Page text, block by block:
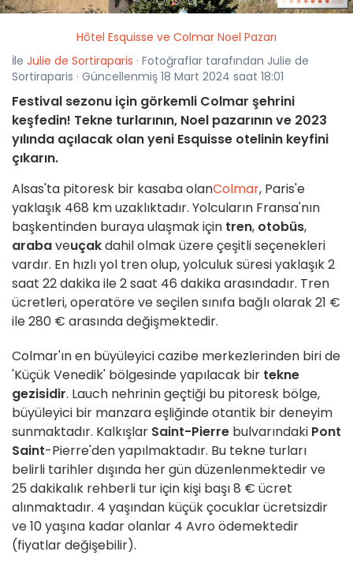
Hôtel Esquisse ve Colmar Noel Pazarı
İle Julie de Sortiraparis · Fotoğraflar tarafından Julie de
Sortiraparis · Güncellenmiş 18 Mart 2024 saat 18:01
Festival sezonu için görkemli Colmar şehrini
keşfedin! Tekne turlarının, Noel pazarının ve 2023
yılında açılacak olan yeni Esquisse otelinin keyfini
çıkarın.
Alsas'ta pitoresk bir kasaba olanColmar, Paris'e
yaklaşık 468 km uzaklıktadır. Yolcuların Fransa'nın
başkentinden buraya ulaşmak için tren, otobüs,
arabaveuçakdahil olmak üzere çeşitli seçenekleri
vardır. En hızlı yol tren olup, yolculuk süresi yaklaşık 2
saat 22 dakika ile 2 saat 46 dakika arasındadır. Tren
ücretleri, operatöre ve seçilen sınıfa bağlı olarak 21 €
ile 280 € arasında değişmektedir.
Colmar'ın en büyüleyici cazibe merkezlerinden biri de
'Küçük Venedik' bölgesinde yapılacak bir tekne
gezisidir. Lauch nehrinin geçtiği bu pitoresk bölge,
büyüleyici bir manzara eşliğinde otantik bir deneyim
sunmaktadır. Kalkışlar Saint-Pierre bulvarındaki Pont
Saint-Pierre'den yapılmaktadır. Bu tekne turları
belirli tarihler dışında her gün düzenlenmektedir ve
25 dakikalık rehberli tur için kişi başı 8 € ücret
alınmaktadır. 4 yaşından küçük çocuklar ücretsizdir
ve 10 yaşına kadar olanlar 4 Avro ödemektedir
(fiyatlar değişebilir).